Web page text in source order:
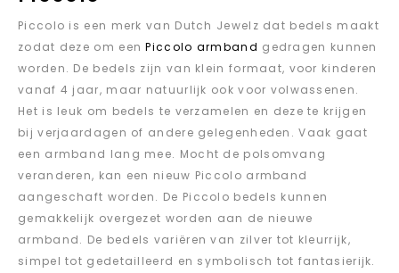
Piccolo is een merk van Dutch Jewelz dat bedels maakt
zodat deze om eenPiccolo armband gedragen kunnen
worden. De bedels zijn van klein formaat, voor kinderen
vanaf 4 jaar, maar natuurlijk ook voor volwassenen.
Het is leuk om bedels te verzamelen en deze te krijgen
bij verjaardagen of andere gelegenheden. Vaak gaat
een armband lang mee. Mocht de polsomvang
veranderen, kan een nieuw Piccolo armband
aangeschaft worden. De Piccolo bedels kunnen
gemakkelijk overgezet worden aan de nieuwe
armband. De bedels variëren van zilver tot kleurrijk,
simpel tot gedetailleerd en symbolisch tot fantasierijk.